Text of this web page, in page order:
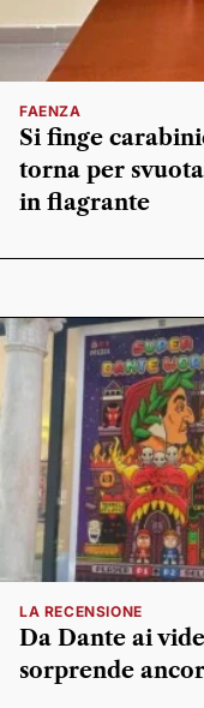
FAENZA
Si finge
torna per
in flagrante
LA RECENSIONE
Da Dante ai
sorprende